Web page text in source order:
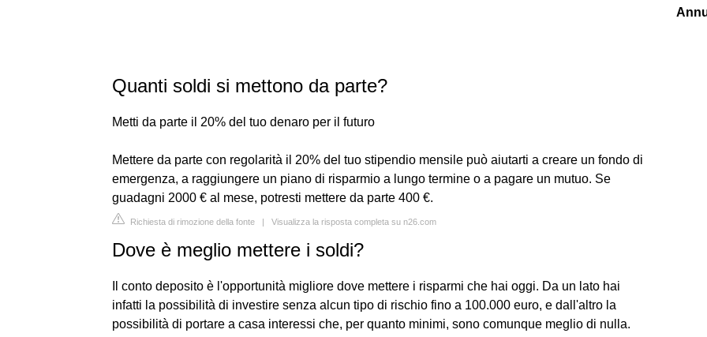
Quanti soldi si mettono da parte?
Metti da parte il 20% del tuo denaro per il futuro
Mettere da parte con regolarità il 20% del tuo stipendio mensile può aiutarti a creare un fondo di
emergenza, a raggiungere un piano di risparmio a lungo termine o a pagare un mutuo. Se
guadagni 2000 € al mese, potresti mettere da parte 400 €.
Richiesta di rimozione della fonte | Visualizza la risposta completa su n26.com
Dove è meglio mettere i soldi?
Il conto deposito è l'opportunità migliore dove mettere i risparmi che hai oggi. Da un lato hai
infatti la possibilità di investire senza alcun tipo di rischio fino a 100.000 euro, e dall'altro la
possibilità di portare a casa interessi che, per quanto minimi, sono comunque meglio di nulla.